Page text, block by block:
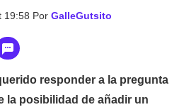
19:58 Por GalleGutsito
responder a la pregunta
la posibilidad de añadir un